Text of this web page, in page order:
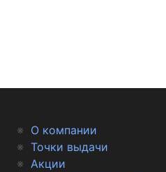
О компании
Точки выдачи
Акции